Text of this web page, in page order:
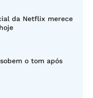
da Netflix merece
o tom após